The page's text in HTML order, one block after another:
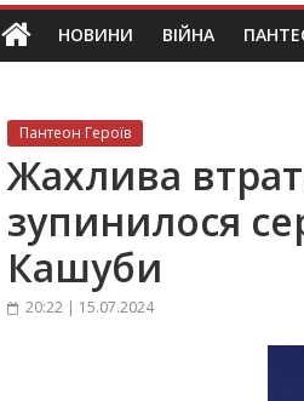
новини
та
НОВИНИ ВІЙНА
Пантеон Героїв
Жахлива
зупинилося
Кашуби
20:22 | 15.07.2024